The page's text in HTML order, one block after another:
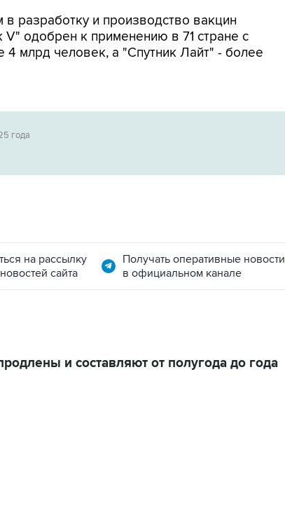
разработку и производство вакцин
V" одобрен к применению в 71 стране с
млрд человек, а "Спутник Лайт" - более
года
на рассылку
сайта
Получать оперативные новости
в официальном канале
и составляют от полугода до года